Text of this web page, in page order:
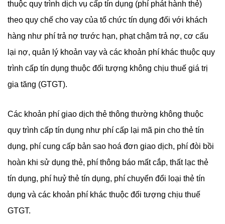
thuộc quy trình dịch vụ cấp tín dụng (phí phát hành thẻ)
theo quy chế cho vay của tổ chức tín dụng đối với khách
hàng như phí trả nợ trước hạn, phạt chậm trả nợ, cơ cấu
lại nợ, quản lý khoản vay và các khoản phí khác thuộc quy
trình cấp tín dụng thuộc đối tượng không chịu thuế giá trị
gia tăng (GTGT).
Các khoản phí giao dịch thẻ thông thường không thuộc
quy trình cấp tín dụng như phí cấp lại mã pin cho thẻ tín
dụng, phí cung cấp bản sao hoá đơn giao dịch, phí đòi bồi
hoàn khi sử dụng thẻ, phí thông báo mất cắp, thất lạc thẻ
tín dụng, phí huỷ thẻ tín dụng, phí chuyển đổi loại thẻ tín
dụng và các khoản phí khác thuộc đối tượng chịu thuế
GTGT.